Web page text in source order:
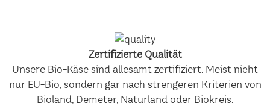
Zertifizierte Qualität
Unsere Bio-Käse sind allesamt zertifiziert. Meist nicht
nur EU-Bio, sondern gar nach strengeren Kriterien von
Bioland, Demeter, Naturland oder Biokreis.